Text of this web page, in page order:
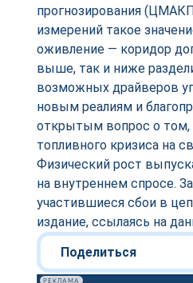
прогнозирования
измерений такое
оживление — коридор
выше, так и ниже
возможных драйверов
новым реалиям и
открытым вопрос о том,
топливного кризиса на
Физический рост
на внутреннем спросе.
участившиеся сбои в
издание, ссылаясь на
Поделиться
РЕКЛАМА